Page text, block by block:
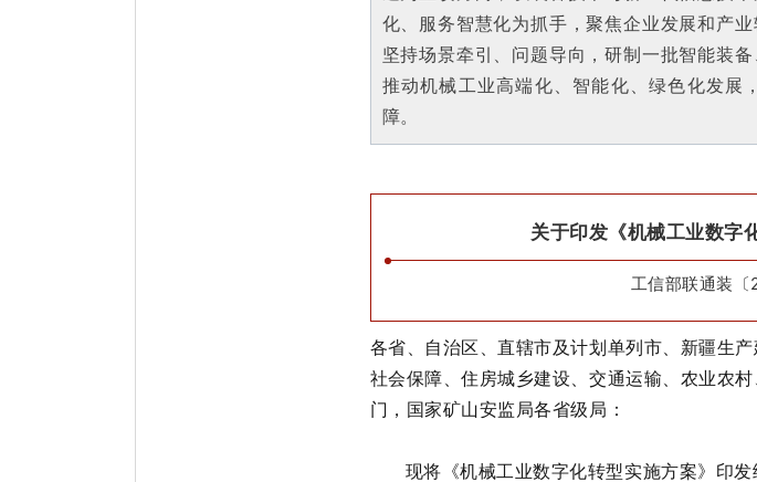
化、服务智慧化为抓手，聚焦企业发展和产
坚持场景牵引、问题导向，研制一批智能装
推动机械工业高端化、智能化、绿色化发展
障。
关于印发《机械工业数字
工信部联通装
各省、自治区、直辖市及计划单列市、新疆生
社会保障、住房城乡建设、交通运输、农业农
门，国家矿山安监局各省级局：
现将《机械工业数字化转型实施方案》印